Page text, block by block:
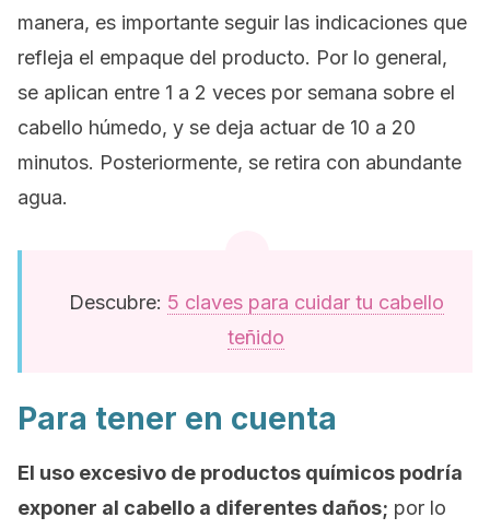
manera, es importante seguir las indicaciones que
refleja el empaque del producto. Por lo general,
se aplican entre 1 a 2 veces por semana sobre el
cabello húmedo, y se deja actuar de 10 a 20
minutos. Posteriormente, se retira con abundante
agua.
Descubre: 5 claves para cuidar tu cabello
teñido
Para tener en cuenta
El uso excesivo de productos químicos podría
exponer al cabello a diferentes daños; por lo